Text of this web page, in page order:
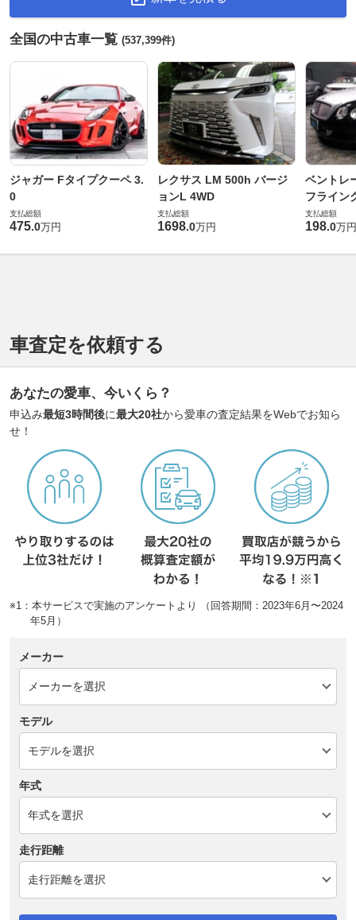
全国の中古車一覧 (537,399件)
ジャガー Fタイプクーペ 3.
0
支払総額
475.0万円
レクサス LM 500h バージ
ョンL 4WD
支払総額
1698.0万円
ベントレ
フライン
支払総額
198.0万円
車査定を依頼する
あなたの愛車、今いくら？
申込み最短3時間後に最大20社から愛車の査定結果をWebでお知ら
せ！
※1：本サービスで実施のアンケートより （回答期間：2023年6月〜2024
年5月）
メーカー
モデル
年式
走行距離